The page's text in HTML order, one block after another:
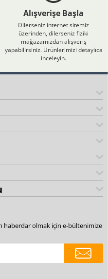
Alışverişe Başla
Dilerseniz internet sitemiz
üzerinden, dilerseniz fiziki
mağazamızdan alışveriş
yapabilirsiniz. Ürünlerimizi detaylıca
inceleyin.
haberdar olmak için e-bültenimize